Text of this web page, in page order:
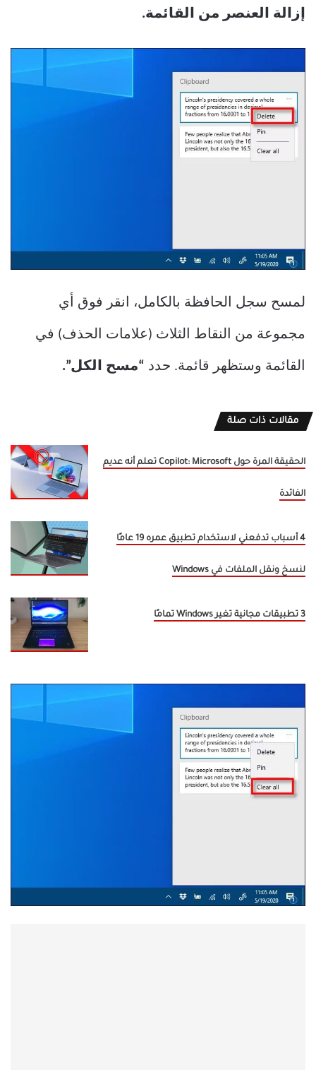
إزالة العنصر من القائمة.
لمسح سجل الحافظة بالكامل، انقر فوق أي
مجموعة من النقاط الثلاث (علامات الحذف) في
القائمة وستظهر قائمة. حدد “مسح الكل”.
مقالات ذات صلة
الحقيقة المرة حول Copilot: Microsoft تعلم أنه عديم
الفائدة
4 أسباب تدفعني لاستخدام تطبيق عمره 19 عامًا
لنسخ ونقل الملفات في Windows
3 تطبيقات مجانية تغير Windows تمامًا